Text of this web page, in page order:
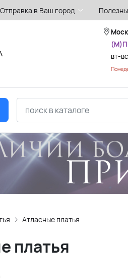
Отправка в Ваш город
вт-
Атласные платья
платья